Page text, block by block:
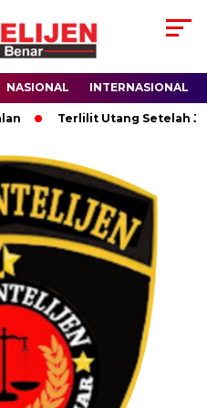
NASIONAL INTERNASIONAL
Terlilit Utang Setelah Jadi